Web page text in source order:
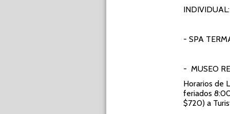
- SPA
- MUSEO
Horarios de
feriados
$720) a